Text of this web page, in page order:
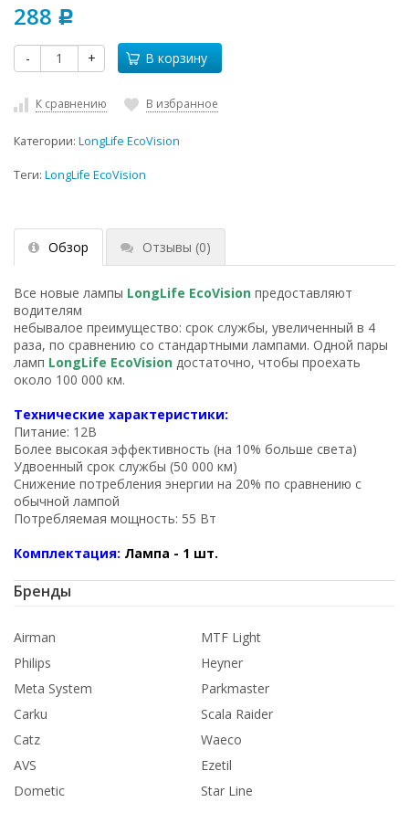
288 Р
- + В корзину
К сравнению В избранное
Категории: LongLife EcoVision
Теги: LongLife EcoVision
Обзор Отзывы (0)
Все новые лампы LongLife EcoVision предоставляют
водителям
небывалое преимущество: срок службы, увеличенный в 4
раза, по сравнению со стандартными лампами. Одной пары
ламп LongLife EcoVision достаточно, чтобы проехать
около 100 000 км.
Технические характеристики:
Питание: 12В
Более высокая эффективность (на 10% больше света)
Удвоенный срок службы (50 000 км)
Снижение потребления энергии на 20% по сравнению с
обычной лампой
Потребляемая мощность: 55 Вт
Комплектация: Лампа - 1 шт.
Бренды
Airman
MTF Light
Philips
Heyner
Meta System
Parkmaster
Carku
Scala Raider
Catz
Waeco
AVS
Ezetil
Dometic
Star Line